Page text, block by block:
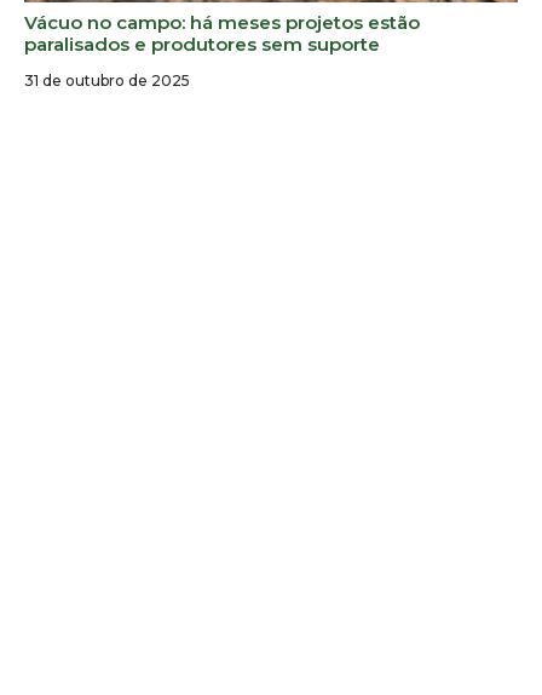
Vácuo no campo: há meses projetos estão
paralisados e produtores sem suporte
31 de outubro de 2025